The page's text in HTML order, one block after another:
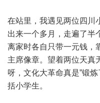
在站里，我遇见两位四川
出来一个多月，走遍了半
离家时各自只带一元钱，
主席像章。望着两位天真
呀，文化大革命真是”锻
括小学生。